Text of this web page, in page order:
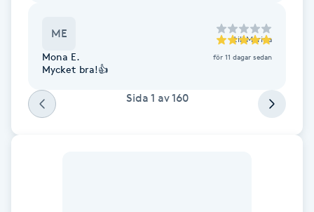
Gel naglar
ME till Marina
Mona E. för 11 dagar sedan
Mycket bra!👍
Sida 1 av160